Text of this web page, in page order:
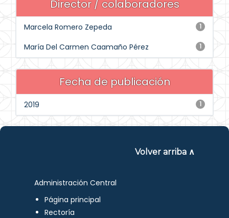
Director / colaboradores
1
Marcela Romero Zepeda
1
María Del Carmen Caamaño Pérez
Fecha de publicación
1
2019
Volver arriba ∧
Administración Central
Página principal
Rectoría